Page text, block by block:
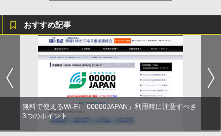
おすすめ記事
無料で使えるWi-Fi「00000JAPAN」利用時に注意すべき
3つのポイント